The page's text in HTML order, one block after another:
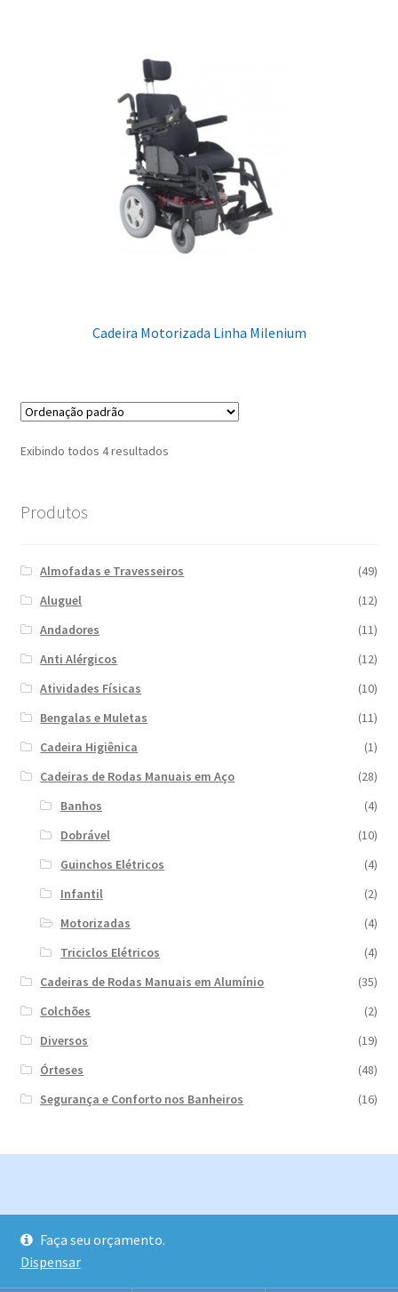
Cadeira Motorizada Linha Milenium
Exibindo todos 4 resultados
Produtos
Almofadas e Travesseiros
(49)
Aluguel
(12)
Andadores
(11)
Anti Alérgicos
(12)
Atividades Físicas
(10)
Bengalas e Muletas
(11)
Cadeira Higiênica
(1)
Cadeiras de Rodas Manuais em Aço
(28)
Banhos
(4)
Dobrável
(10)
Guinchos Elétricos
(4)
Infantil
(2)
Motorizadas
(4)
Triciclos Elétricos
(4)
Cadeiras de Rodas Manuais em Alumínio
(35)
Colchões
(2)
Diversos
(19)
Órteses
(48)
Segurança e Conforto nos Banheiros
(16)
Construído com Storefront e WooCommerce
Faça seu orçamento.
Dispensar